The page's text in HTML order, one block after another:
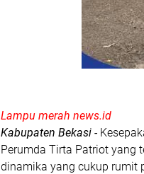
Lampu merah news.id
Kabupaten Bekasi -
Perumda Tirta Patriot yang
dinamika yang cukup rumit